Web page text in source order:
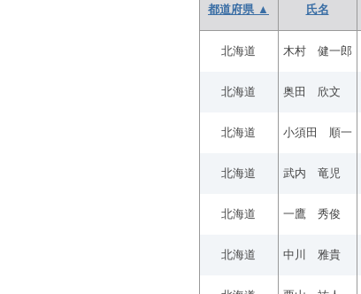
都道府県 ▲ 氏名
北海道 木村 健一郎
北海道 奥田 欣文
北海道 小須田 順一
北海道 武内 竜児
北海道 一鷹 秀俊
北海道 中川 雅貴